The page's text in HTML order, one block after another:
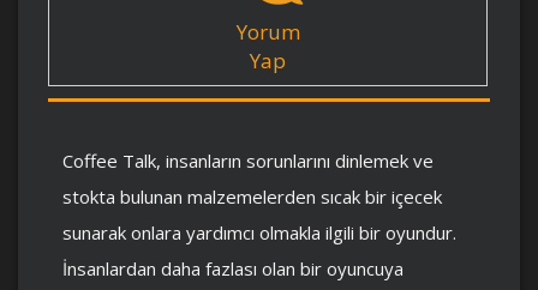
Yorum
Yap
Coffee Talk, insanların sorunlarını dinlemek ve
stokta bulunan malzemelerden sıcak bir içecek
sunarak onlara yardımcı olmakla ilgili bir oyundur.
İnsanlardan daha fazlası olan bir oyuncuya